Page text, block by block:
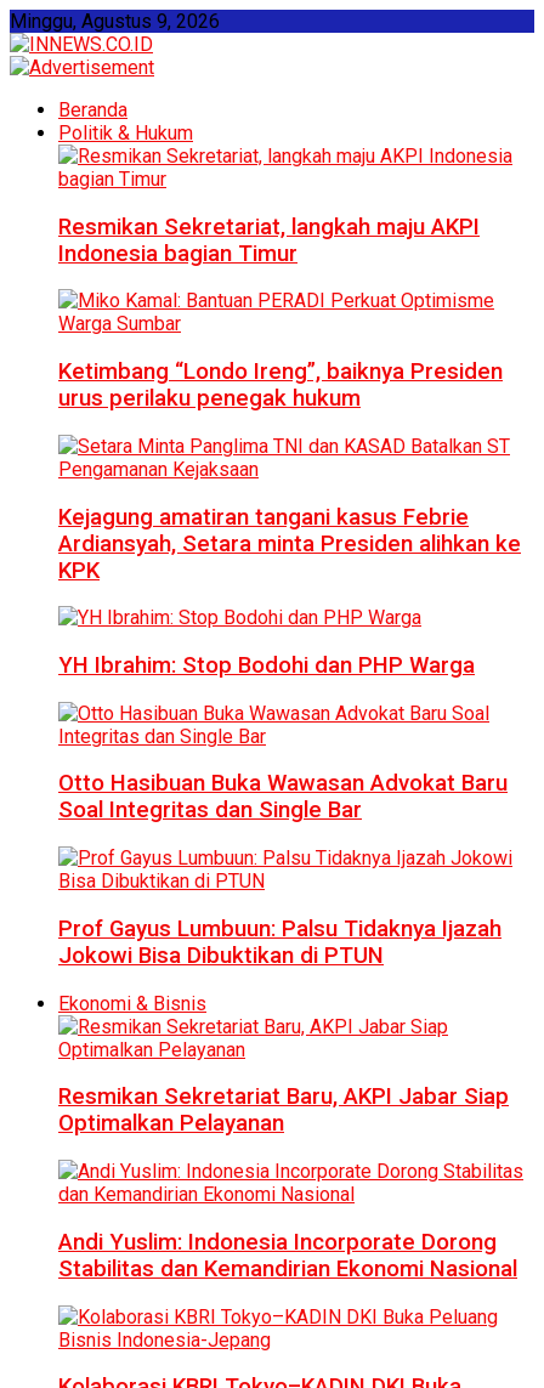
Minggu, Agustus 9, 2026
Beranda
Politik & Hukum
Resmikan Sekretariat, langkah maju AKPI
Indonesia bagian Timur
Ketimbang “Londo Ireng”, baiknya Presiden
urus perilaku penegak hukum
Kejagung amatiran tangani kasus Febrie
Ardiansyah, Setara minta Presiden alihkan ke
KPK
YH Ibrahim: Stop Bodohi dan PHP Warga
Otto Hasibuan Buka Wawasan Advokat Baru
Soal Integritas dan Single Bar
Prof Gayus Lumbuun: Palsu Tidaknya Ijazah
Jokowi Bisa Dibuktikan di PTUN
Ekonomi & Bisnis
Resmikan Sekretariat Baru, AKPI Jabar Siap
Optimalkan Pelayanan
Andi Yuslim: Indonesia Incorporate Dorong
Stabilitas dan Kemandirian Ekonomi Nasional